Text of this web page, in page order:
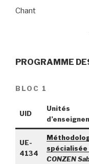
Chant
PROGRAMME
BLOC 1
UID
Unités
UE-
4134
spécialisée
CONZEN